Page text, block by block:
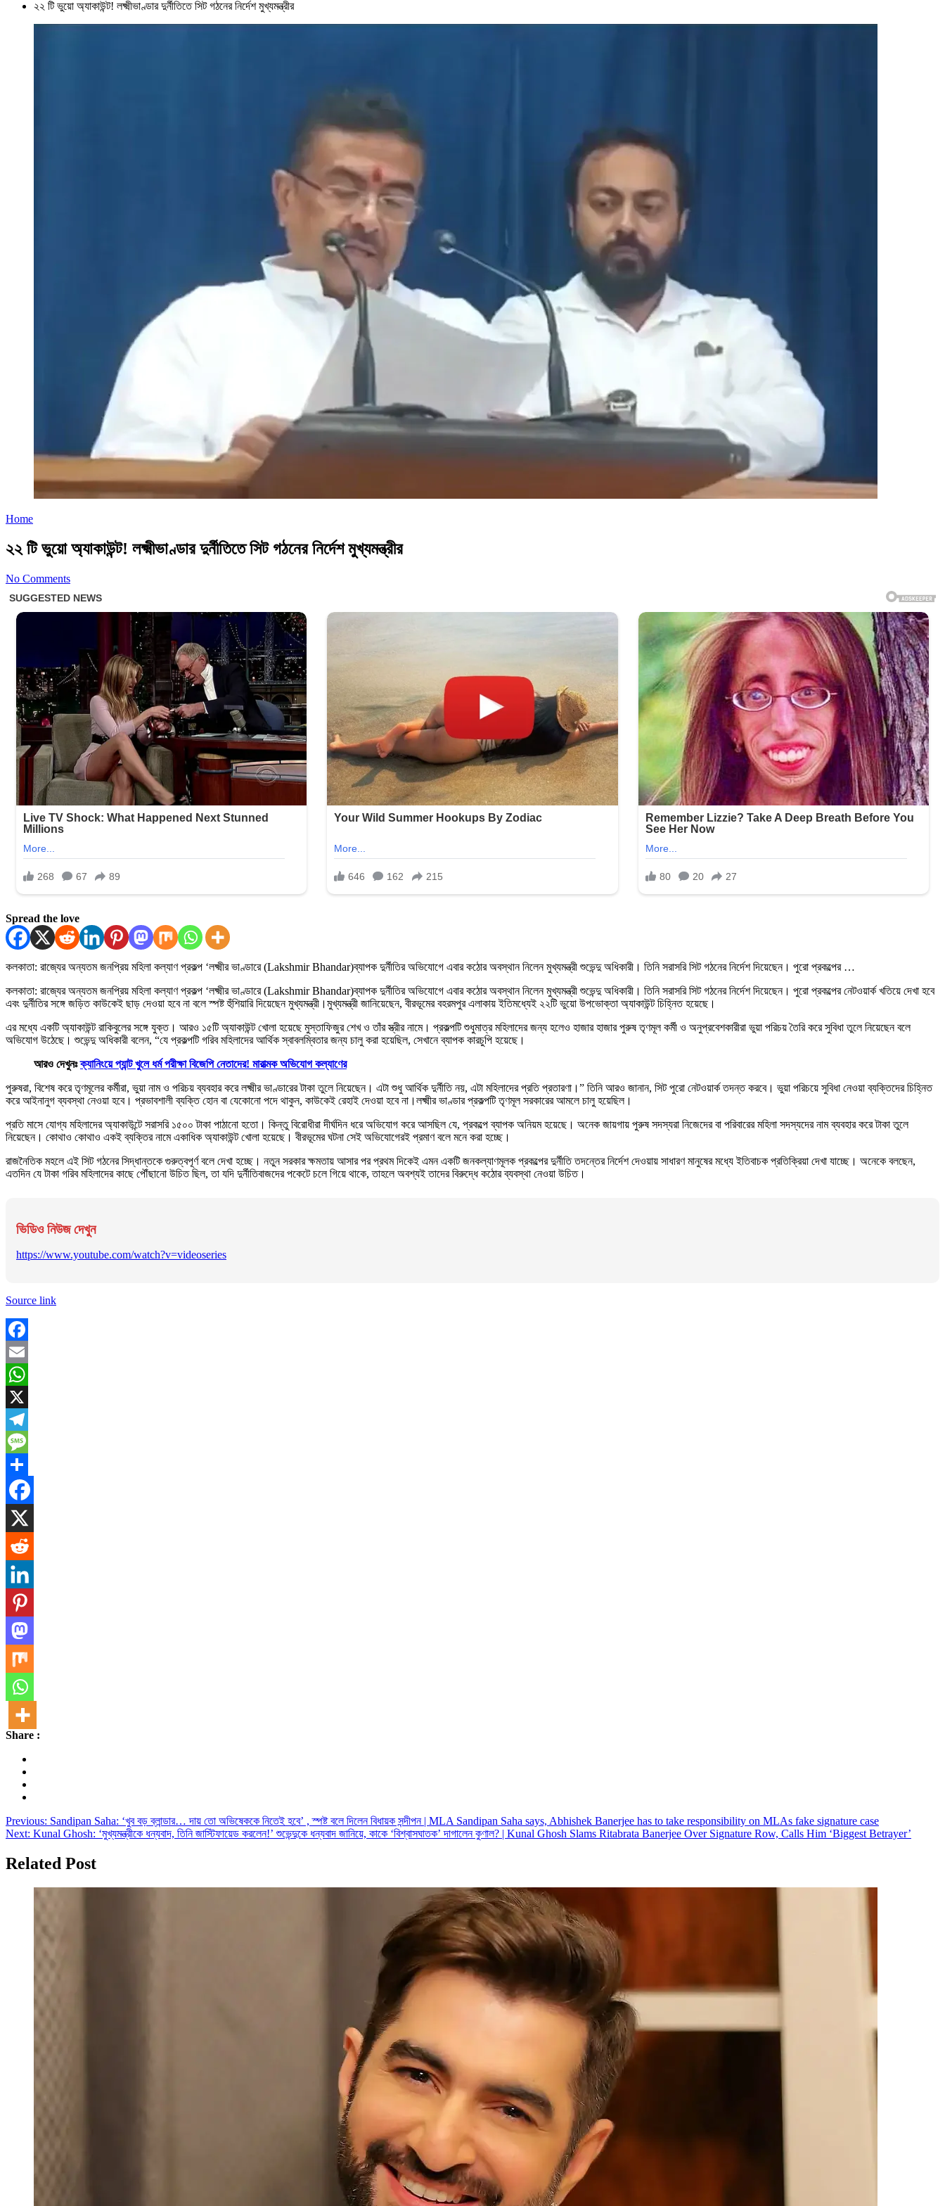
২২ টি ভুয়ো অ্যাকাউন্ট! লক্ষ্মীভাণ্ডার দুর্নীতিতে সিট গঠনের নির্দেশ মুখ্যমন্ত্রীর
Home
২২ টি ভুয়ো অ্যাকাউন্ট! লক্ষ্মীভাণ্ডার দুর্নীতিতে সিট গঠনের নির্দেশ মুখ্যমন্ত্রীর
No Comments
Spread the love
কলকাতা: রাজ্যের অন্যতম জনপ্রিয় মহিলা কল্যাণ প্রকল্প ‘লক্ষ্মীর ভাণ্ডারে (Lakshmir Bhandar)ব্যাপক দুর্নীতির অভিযোগে এবার কঠোর অবস্থান নিলেন মুখ্যমন্ত্রী শুভেন্দু অধিকারী। তিনি সরাসরি সিট গঠনের নির্দেশ দিয়েছেন। পুরো প্রকল্পের …
কলকাতা: রাজ্যের অন্যতম জনপ্রিয় মহিলা কল্যাণ প্রকল্প ‘লক্ষ্মীর ভাণ্ডারে (Lakshmir Bhandar)ব্যাপক দুর্নীতির অভিযোগে এবার কঠোর অবস্থান নিলেন মুখ্যমন্ত্রী শুভেন্দু অধিকারী। তিনি সরাসরি সিট গঠনের নির্দেশ দিয়েছেন। পুরো প্রকল্পের নেটওয়ার্ক খতিয়ে দেখা হবে
এবং দুর্নীতির সঙ্গে জড়িত কাউকেই ছাড় দেওয়া হবে না বলে স্পষ্ট হুঁশিয়ারি দিয়েছেন মুখ্যমন্ত্রী।মুখ্যমন্ত্রী জানিয়েছেন, বীরভূমের বহরমপুর এলাকায় ইতিমধ্যেই ২২টি ভুয়ো উপভোক্তা অ্যাকাউন্ট চিহ্নিত হয়েছে।
এর মধ্যে একটি অ্যাকাউন্ট রাকিবুলের সঙ্গে যুক্ত। আরও ১৫টি অ্যাকাউন্ট খোলা হয়েছে মুস্তাফিজুর শেখ ও তাঁর স্ত্রীর নামে। প্রকল্পটি শুধুমাত্র মহিলাদের জন্য হলেও হাজার হাজার পুরুষ তৃণমূল কর্মী ও অনুপ্রবেশকারীরা ভুয়া পরিচয় তৈরি করে সুবিধা তুলে নিয়েছেন বলে
অভিযোগ উঠেছে। শুভেন্দু অধিকারী বলেন, “যে প্রকল্পটি গরিব মহিলাদের আর্থিক স্বাবলম্বিতার জন্য চালু করা হয়েছিল, সেখানে ব্যাপক কারচুপি হয়েছে।
আরও দেখুনঃক্যানিংয়ে প্যান্ট খুলে ধর্ম পরীক্ষা বিজেপি নেতাদের! মারাত্মক অভিযোগ কল্যাণের
পুরুষরা, বিশেষ করে তৃণমূলের কর্মীরা, ভুয়া নাম ও পরিচয় ব্যবহার করে লক্ষ্মীর ভাণ্ডারের টাকা তুলে নিয়েছেন। এটা শুধু আর্থিক দুর্নীতি নয়, এটা মহিলাদের প্রতি প্রতারণা।” তিনি আরও জানান, সিট পুরো নেটওয়ার্ক তদন্ত করবে। ভুয়া পরিচয়ে সুবিধা নেওয়া ব্যক্তিদের চিহ্নিত
করে আইনানুগ ব্যবস্থা নেওয়া হবে। প্রভাবশালী ব্যক্তি হোন বা যেকোনো পদে থাকুন, কাউকেই রেহাই দেওয়া হবে না।লক্ষ্মীর ভাণ্ডার প্রকল্পটি তৃণমূল সরকারের আমলে চালু হয়েছিল।
প্রতি মাসে যোগ্য মহিলাদের অ্যাকাউন্টে সরাসরি ১৫০০ টাকা পাঠানো হতো। কিন্তু বিরোধীরা দীর্ঘদিন ধরে অভিযোগ করে আসছিল যে, প্রকল্পে ব্যাপক অনিয়ম হয়েছে। অনেক জায়গায় পুরুষ সদস্যরা নিজেদের বা পরিবারের মহিলা সদস্যদের নাম ব্যবহার করে টাকা তুলে
নিয়েছেন। কোথাও কোথাও একই ব্যক্তির নামে একাধিক অ্যাকাউন্ট খোলা হয়েছে। বীরভূমের ঘটনা সেই অভিযোগেরই প্রমাণ বলে মনে করা হচ্ছে।
রাজনৈতিক মহলে এই সিট গঠনের সিদ্ধান্তকে গুরুত্বপূর্ণ বলে দেখা হচ্ছে। নতুন সরকার ক্ষমতায় আসার পর প্রথম দিকেই এমন একটি জনকল্যাণমূলক প্রকল্পের দুর্নীতি তদন্তের নির্দেশ দেওয়ায় সাধারণ মানুষের মধ্যে ইতিবাচক প্রতিক্রিয়া দেখা যাচ্ছে। অনেকে বলছেন,
এতদিন যে টাকা গরিব মহিলাদের কাছে পৌঁছানো উচিত ছিল, তা যদি দুর্নীতিবাজদের পকেটে চলে গিয়ে থাকে, তাহলে অবশ্যই তাদের বিরুদ্ধে কঠোর ব্যবস্থা নেওয়া উচিত।
ভিডিও নিউজ দেখুন
https://www.youtube.com/watch?v=videoseries
Source link
Facebook
Email
WhatsApp
X
Telegram
Message
Share
Share :
Post
navigation
Previous: Sandipan Saha: ‘খুব বড় ব্লান্ডার… দায় তো অভিষেককে নিতেই হবে’ , স্পষ্ট বলে দিলেন বিধায়ক সন্দীপন | MLA Sandipan Saha says, Abhishek Banerjee has to take responsibility on MLAs fake signature case
Next: Kunal Ghosh: ‘মুখ্যমন্ত্রীকে ধন্যবাদ, তিনি জাস্টিফায়েড করলেন!’ শুভেন্দুকে ধন্যবাদ জানিয়ে, কাকে ‘বিশ্বাসঘাতক’ দাগালেন কুণাল? | Kunal Ghosh Slams Ritabrata Banerjee Over Signature Row, Calls Him ‘Biggest Betrayer’
Related Post